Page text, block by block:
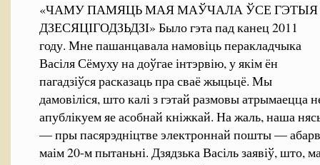
«ЧАМУ ПАМЯЦЬ МАЯ МАЎЧАЛА ЎСЕ ГЭТЫЯ
ДЗЕСЯЦІГОДЗЬДЗІ» Было гэта пад канец 2011
году. Мне пашанцавала намовіць перакладчыка
Васіля Сёмуху на доўгае інтэрвію, у якім ён
пагадзіўся расказаць пра сваё жыцьцё. Мы
дамовіліся, што калі з гэтай размовы атрымаецца
апублікуем яе асобнай кніжкай. На жаль, наша
— пры пасярэдніцтве электроннай пошты —
маім 20-м пытаньні. Дзядзька Васіль заявіў, што,